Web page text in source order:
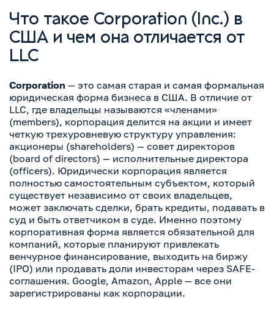
Что такое Corporation (Inc.) в
США и чем она отличается от
LLC
Corporation — это самая старая и самая формальная
юридическая форма бизнеса в США. В отличие от
LLC, где владельцы называются «членами»
(members), корпорация делится на акции и имеет
четкую трехуровневую структуру управления:
акционеры (shareholders) — совет директоров
(board of directors) — исполнительные директора
(officers). Юридически корпорация является
полностью самостоятельным субъектом, который
существует независимо от своих владельцев,
может заключать сделки, брать кредиты, подавать в
суд и быть ответчиком в суде. Именно поэтому
корпоративная форма является обязательной для
компаний, которые планируют привлекать
венчурное финансирование, выходить на биржу
(IPO) или продавать доли инвесторам через SAFE-
соглашения. Google, Amazon, Apple — все они
зарегистрированы как корпорации.